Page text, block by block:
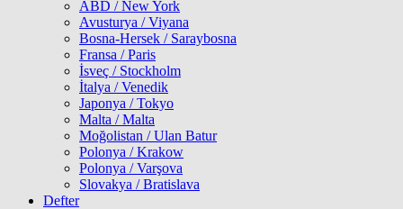
ABD / New York
Avusturya / Viyana
Bosna-Hersek / Saraybosna
Fransa / Paris
İsveç / Stockholm
İtalya / Venedik
Japonya / Tokyo
Malta / Malta
Moğolistan / Ulan Batur
Polonya / Krakow
Polonya / Varşova
Slovakya / Bratislava
Defter